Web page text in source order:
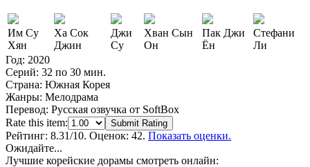
Им Су
Хян
Ха Сок
Джин
Джи
Су
Хван Сын
Он
Пак Джи
Ён
Стефани
Ли
Год: 2020
Серий: 32 по 30 мин.
Страна: Южная Корея
Жанры: Мелодрама
Перевод: Русская озвучка от SoftBox
Rate this item:
Submit Rating
Рейтинг: 8.31/10. Оценок: 42. Показать оценки.
Ожидайте...
Лучшие корейские дорамы смотреть онлайн: